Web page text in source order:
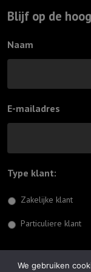
Blijf op de
Naam
E-mailadres
Type klant:
Zakelijke klant
Particuliere klant
We gebruiken